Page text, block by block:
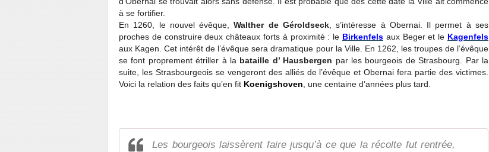
à se fortifier.
En 1260, le nouvel évêque,Walther de Géroldseck , s’intéresse à Obernai. Il permet à ses
proches de construire deux châteaux forts à proximité : le Birkenfels aux Beger et le Kagenfels
aux Kagen. Cet intérêt de l’évêque sera dramatique pour la Ville. En 1262, les troupes de l’évêque
se font proprement étriller à la bataille d’ Hausbergen par les bourgeois de Strasbourg. Par la
suite, les Strasbourgeois se vengeront des alliés de l’évêque et Obernai fera partie des victimes.
Voici la relation des faits qu’en fit Koenigshoven , une centaine d’années plus tard.
Les bourgeois laissèrent faire jusqu’à ce que la récolte fut rentrée,